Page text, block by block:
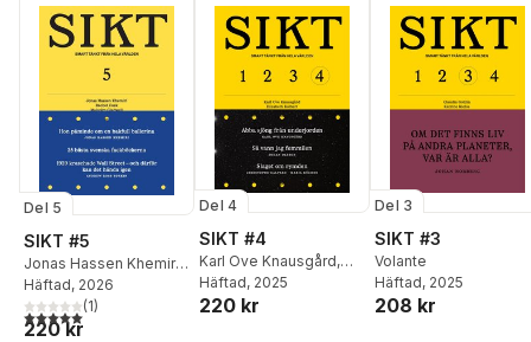
Del 5
SIKT #5
Jonas Hassen Khemiri ,
Rachel Cusk,
Gladwell,Kristina
Sandberg
Häftad, 2026
5,0utav 5 stjärnor. Totalt antal röster:
(1)
220 kr
Del 4
SIKT #4
Karl Ove Knausgård,
Elizabeth Kolbert
Johan Olsson
Häftad, 2025
220 kr
Del 3
SIKT #3
Volante
Häftad, 2025
208 kr